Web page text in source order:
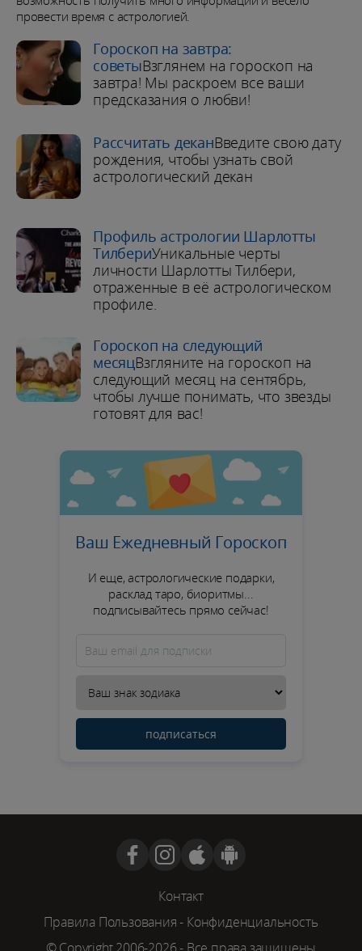
провести время с астрологией.
Гороскоп на завтра:
советыВзглянем на гороскоп на
завтра! Мы раскроем все ваши
предсказания о любви!
Рассчитать деканВведите свою дату
рождения, чтобы узнать свой
астрологический декан
Профиль астрологии Шарлотты
ТилбериУникальные черты
личности Шарлотты Тилбери,
отраженные в её астрологическом
профиле.
Гороскоп на следующий
месяцВзгляните на гороскоп на
следующий месяц на сентябрь,
чтобы лучше понимать, что звезды
готовят для вас!
Ваш Ежедневный Гороскоп
И еще, астрологические подарки,
расклад таро, биоритмы...
подписывайтесь прямо сейчас!
подписаться
Контакт
Правила Пользования- Конфиденциальность